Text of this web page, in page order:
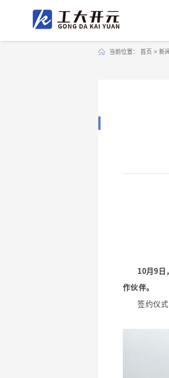
当前位置： 首页 > 新
10月9日
作伙伴。
签约仪